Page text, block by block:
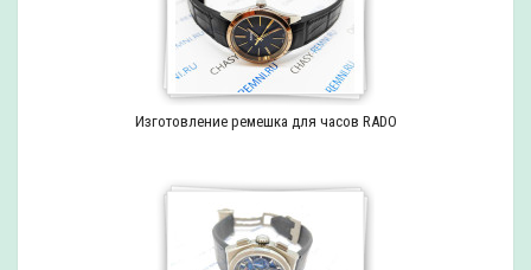
Изготовление ремешка для часов RADO